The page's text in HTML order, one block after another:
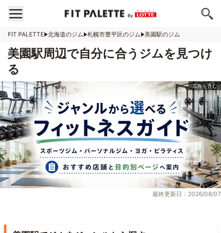
FIT PALETTE 北海道のジム 札幌市豊平区のジム 美園駅のジム
美園駅周辺で自分に合うジムを見つけ
る
最終更新日：2026/08/07